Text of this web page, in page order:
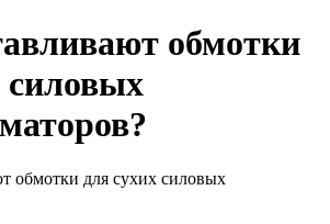
обмотки
силовых